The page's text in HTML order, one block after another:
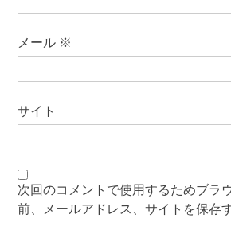
メール ※
サイト
次回のコメントで使用するためブラ
前、メールアドレス、サイトを保存す